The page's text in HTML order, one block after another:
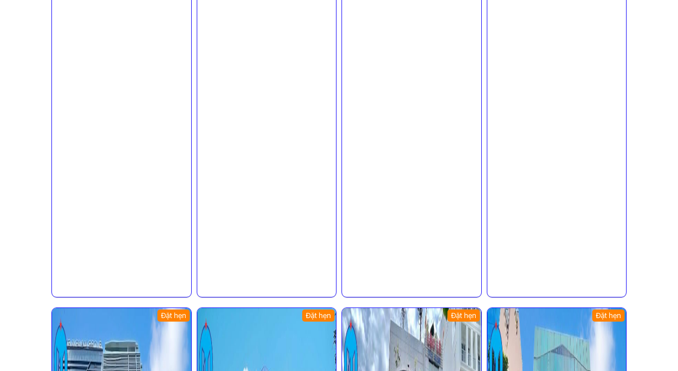
Đặt hẹn Đặt hẹn Đặt hẹn Đặt hẹn